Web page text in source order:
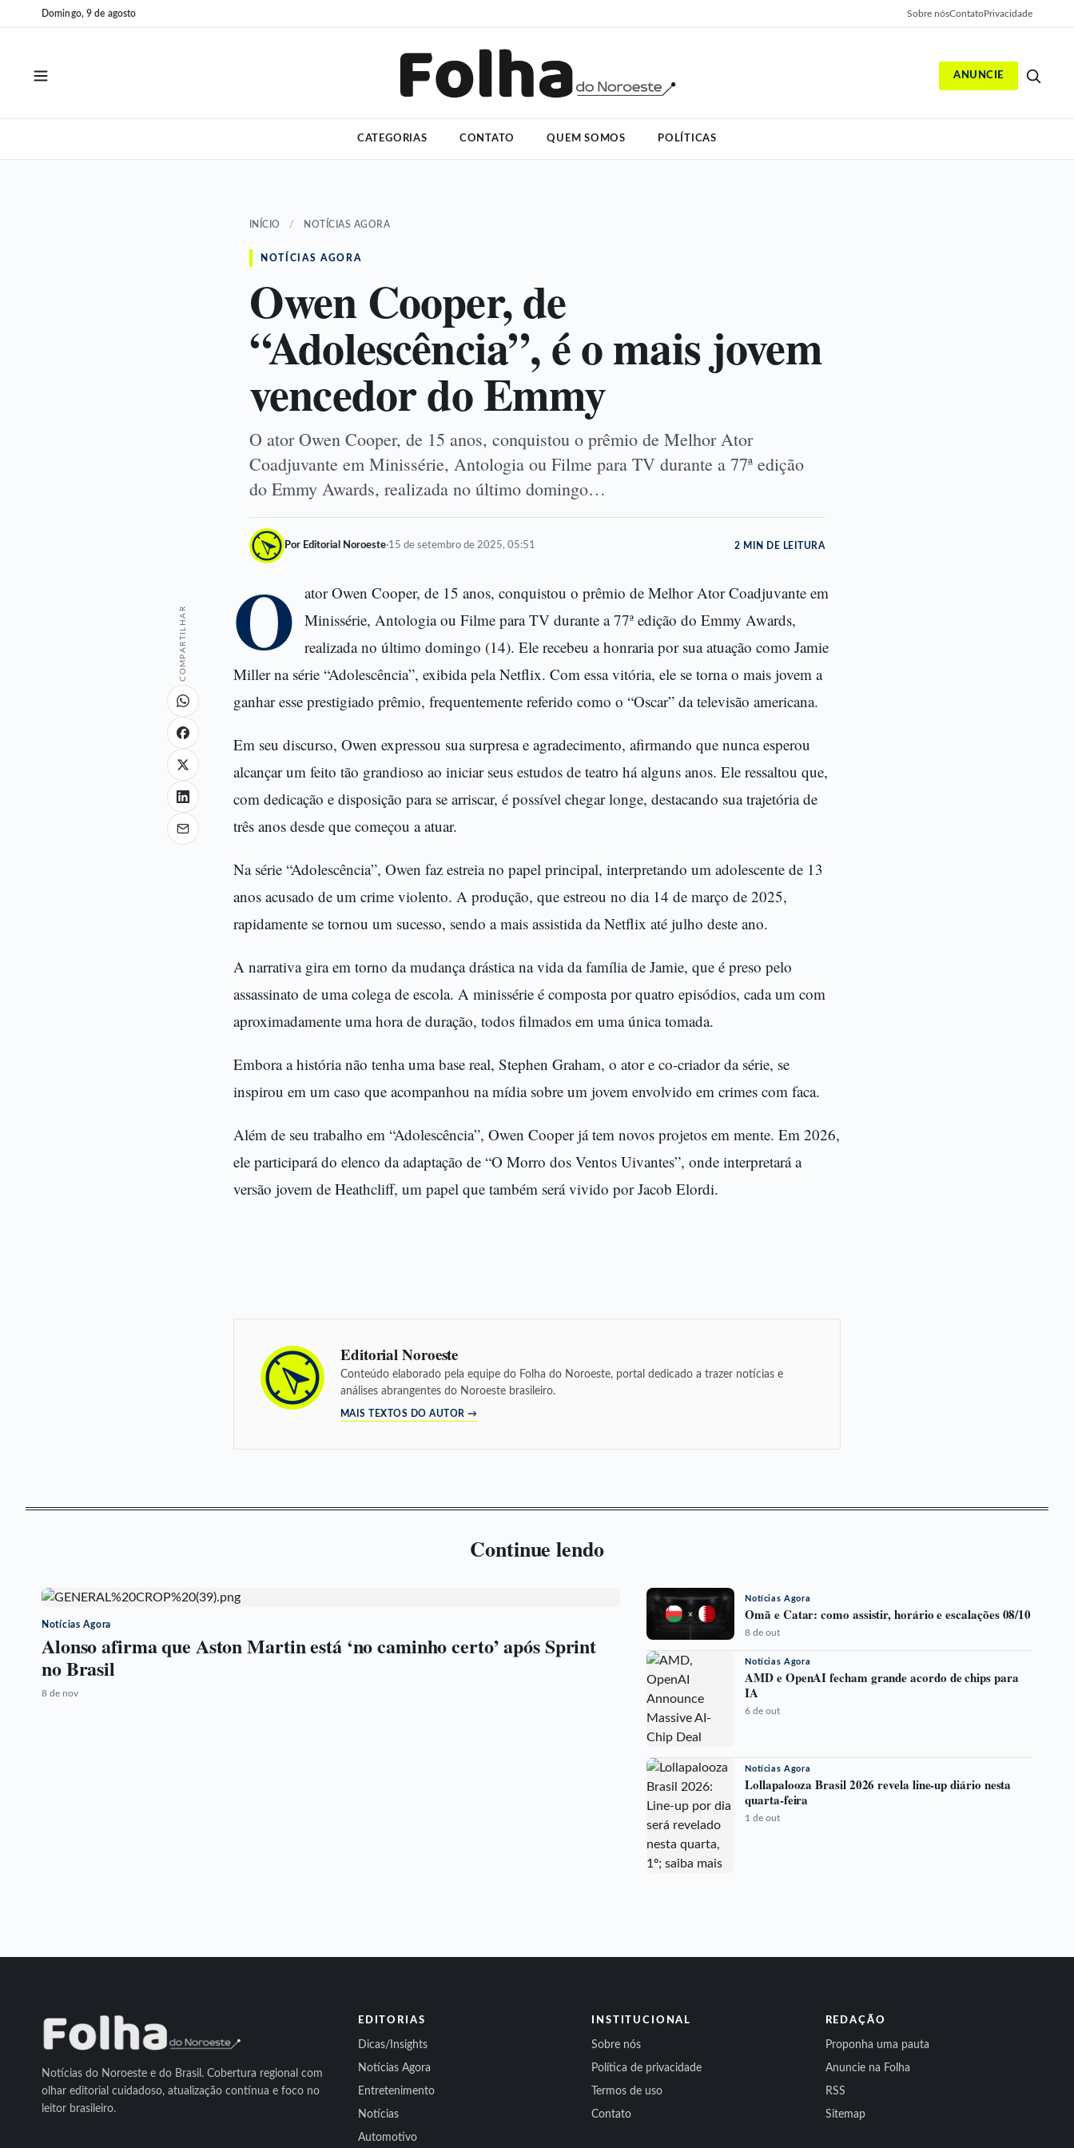
para
para
Domingo, 9 de agosto Sobre nósContatoPrivacidade
ANUNCIE
CATEGORIAS CONTATO QUEM SOMOS POLÍTICAS
INÍCIO / NOTÍCIAS AGORA
NOTÍCIAS AGORA
Owen Cooper, de
“Adolescência”, é o mais jovem
vencedor do Emmy
O ator Owen Cooper, de 15 anos, conquistou o prêmio de Melhor Ator
Coadjuvante em Minissérie, Antologia ou Filme para TV durante a 77ª edição
do Emmy Awards, realizada no último domingo…
Por Editorial Noroeste·15 de setembro de 2025, 05:51 2 MIN DE LEITURA
COMPARTILHAR O ator Owen Cooper, de 15 anos, conquistou o prêmio de Melhor Ator Coadjuvante em
Minissérie, Antologia ou Filme para TV durante a 77ª edição do Emmy Awards,
realizada no último domingo (14). Ele recebeu a honraria por sua atuação como Jamie
Miller na série “Adolescência”, exibida pela Netflix. Com essa vitória, ele se torna o mais jovem a
ganhar esse prestigiado prêmio, frequentemente referido como o “Oscar” da televisão americana.
Em seu discurso, Owen expressou sua surpresa e agradecimento, afirmando que nunca esperou
alcançar um feito tão grandioso ao iniciar seus estudos de teatro há alguns anos. Ele ressaltou que,
com dedicação e disposição para se arriscar, é possível chegar longe, destacando sua trajetória de
três anos desde que começou a atuar.
Na série “Adolescência”, Owen faz estreia no papel principal, interpretando um adolescente de 13
anos acusado de um crime violento. A produção, que estreou no dia 14 de março de 2025,
rapidamente se tornou um sucesso, sendo a mais assistida da Netflix até julho deste ano.
A narrativa gira em torno da mudança drástica na vida da família de Jamie, que é preso pelo
assassinato de uma colega de escola. A minissérie é composta por quatro episódios, cada um com
aproximadamente uma hora de duração, todos filmados em uma única tomada.
Embora a história não tenha uma base real, Stephen Graham, o ator e co-criador da série, se
inspirou em um caso que acompanhou na mídia sobre um jovem envolvido em crimes com faca.
Além de seu trabalho em “Adolescência”, Owen Cooper já tem novos projetos em mente. Em 2026,
ele participará do elenco da adaptação de “O Morro dos Ventos Uivantes”, onde interpretará a
versão jovem de Heathcliff, um papel que também será vivido por Jacob Elordi.
Editorial Noroeste
Conteúdo elaborado pela equipe do Folha do Noroeste, portal dedicado a trazer notícias e
análises abrangentes do Noroeste brasileiro.
MAIS TEXTOS DO AUTOR →
Continue lendo
Notícias Agora
Alonso afirma que Aston Martin está ‘no caminho certo’ após Sprint
no Brasil
8 de nov
Notícias Agora
Omã e Catar: como assistir, horário e escalações 08/10
8 de out
Notícias Agora
AMD e OpenAI fecham grande acordo de chips para
IA
6 de out
Notícias Agora
Lollapalooza Brasil 2026 revela line-up diário nesta
quarta-feira
1 de out
Notícias do Noroeste e do Brasil. Cobertura regional com
olhar editorial cuidadoso, atualização contínua e foco no
leitor brasileiro.
EDITORIAS
Dicas/Insights
Notícias Agora
Entretenimento
Notícias
Automotivo
INSTITUCIONAL
Sobre nós
Política de privacidade
Termos de uso
Contato
REDAÇÃO
Proponha uma pauta
Anuncie na Folha
RSS
Sitemap